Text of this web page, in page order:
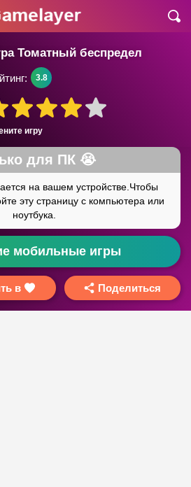
Томатный беспредел
игру
3.8
мобильные игры
в Поделиться